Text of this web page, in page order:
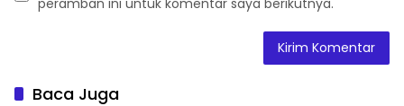
peramban ini untuk komentar saya berikutnya.
Baca Juga